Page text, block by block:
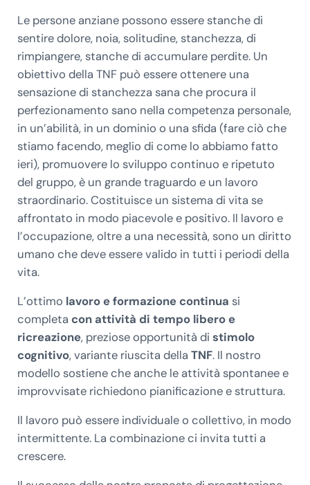
Le persone anziane possono essere stanche di
sentire dolore, noia, solitudine, stanchezza, di
rimpiangere, stanche di accumulare perdite. Un
obiettivo della TNF può essere ottenere una
sensazione di stanchezza sana che procura il
perfezionamento sano nella competenza personale,
in un’abilità, in un dominio o una sfida (fare ciò che
stiamo facendo, meglio di come lo abbiamo fatto
ieri), promuovere lo sviluppo continuo e ripetuto
del gruppo, è un grande traguardo e un lavoro
straordinario. Costituisce un sistema di vita se
affrontato in modo piacevole e positivo. Il lavoro e
l’occupazione, oltre a una necessità, sono un diritto
umano che deve essere valido in tutti i periodi della
vita.
L’ottimo lavoro e formazione continua si
completa con attività di tempo libero e
ricreazione, preziose opportunità di stimolo
cognitivo, variante riuscita della TNF. Il nostro
modello sostiene che anche le attività spontanee e
improvvisate richiedono pianificazione e struttura.
Il lavoro può essere individuale o collettivo, in modo
intermittente. La combinazione ci invita tutti a
crescere.